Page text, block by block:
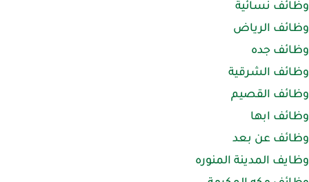
وظائف نسائية
وظائف الرياض
وظائف جده
وظائف الشرقية
وظائف القصيم
وظائف ابها
وظائف عن بعد
وظايف المدينة المنوره